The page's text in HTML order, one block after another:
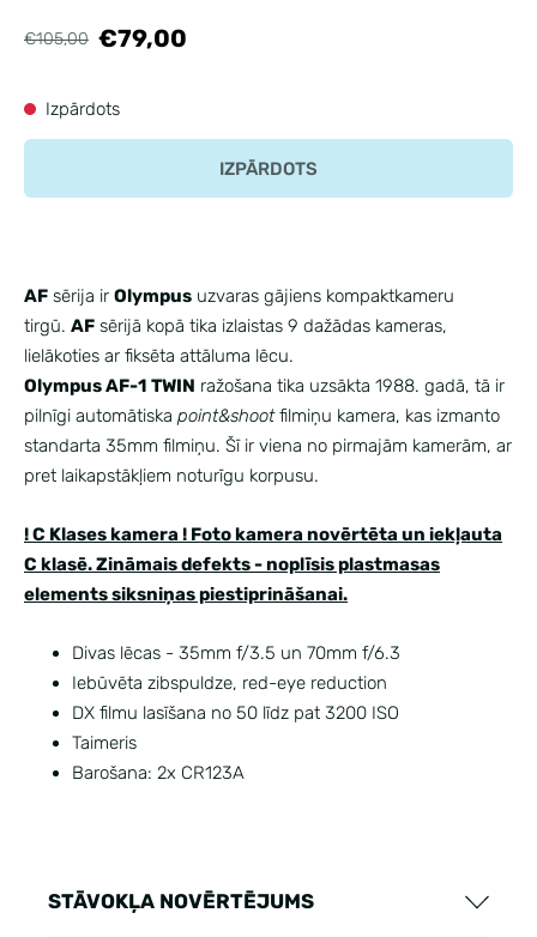
€105,00 €79,00
Izpārdots
IZPĀRDOTS
AF sērija ir Olympus uzvaras gājiens kompaktkameru
tirgū. AF sērijā kopā tika izlaistas 9 dažādas kameras,
lielākoties ar fiksēta attāluma lēcu.
Olympus AF-1 TWIN ražošana tika uzsākta 1988. gadā, tā ir
pilnīgi automātiska point&shootfilmiņu kamera, kas izmanto
standarta 35mm filmiņu. Šī ir viena no pirmajām kamerām, ar
pret laikapstākļiem noturīgu korpusu.
! C Klases kamera ! Foto kamera novērtēta un iekļauta
C klasē. Zināmais defekts - noplīsis plastmasas
elements siksniņas piestiprināšanai.
Divas lēcas - 35mm f/3.5 un 70mm f/6.3
Iebūvēta zibspuldze, red-eye reduction
DX filmu lasīšana no 50 līdz pat 3200 ISO
Taimeris
Barošana: 2x CR123A
STĀVOKĻA NOVĒRTĒJUMS